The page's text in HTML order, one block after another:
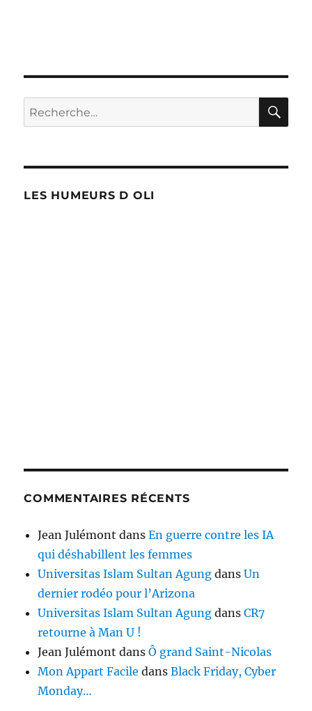
Recherche
pour :
LES HUMEURS D OLI
COMMENTAIRES RÉCENTS
Jean Julémont dansEn guerre contre les IA
qui déshabillent les femmes
Universitas Islam Sultan Agung dansUn
dernier rodéo pour l’Arizona
Universitas Islam Sultan Agung dansCR7
retourne à Man U !
Jean Julémont dansÔ grand Saint-Nicolas
Mon Appart Facile dansBlack Friday, Cyber
Monday…